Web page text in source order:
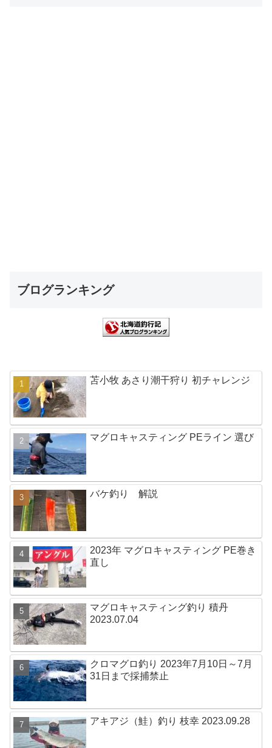
ブログランキング
苫小牧 あさり潮干狩り 初チャレンジ
マグロキャスティング PEライン 選び
バケ釣り 解説
2023年 マグロキャスティング PE巻き
直し
マグロキャスティング釣り 積丹
2023.07.04
クロマグロ釣り 2023年7月10日～7月
31日まで採捕禁止
アキアジ（鮭）釣り 枝幸 2023.09.28